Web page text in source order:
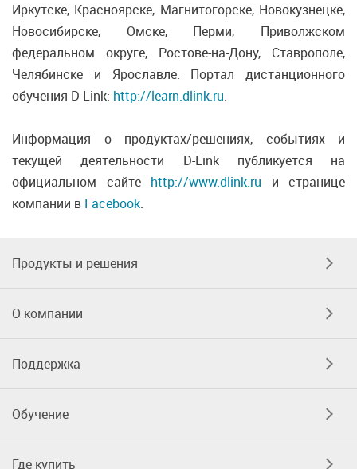
Иркутске, Красноярске, Магнитогорске, Новокузнецке,
Новосибирске, Омске, Перми, Приволжском
федеральном округе, Ростове-на-Дону, Ставрополе,
Челябинске и Ярославле. Портал дистанционного
обучения D-Link: http://learn.dlink.ru.
Информация о продуктах/решениях, событиях и
текущей деятельности D-Link публикуется на
официальном сайте http://www.dlink.ru и странице
компании в Facebook.
Продукты и решения
О компании
Поддержка
Обучение
Где купить